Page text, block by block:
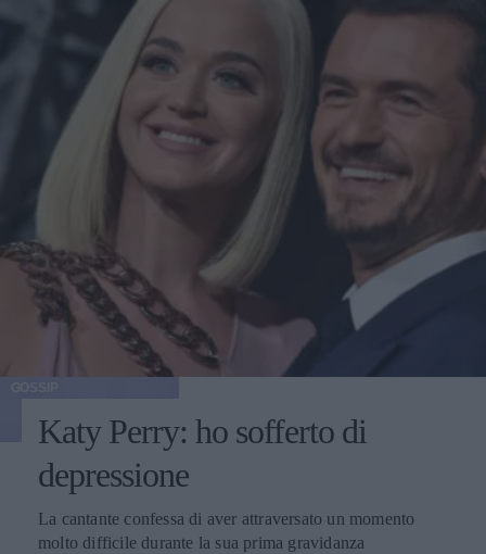
Katy Perry: ho sofferto di
depressione
La cantante confessa di aver attraversato un momento
molto difficile durante la sua prima gravidanza